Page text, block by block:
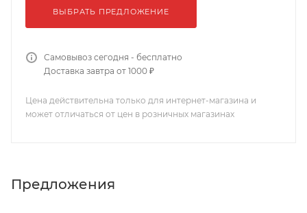
ВЫБРАТЬ ПРЕДЛОЖЕНИЕ
Самовывоз сегодня - бесплатно
Доставка завтра от 1000 ₽
Цена действительна только для интернет-магазина и
может отличаться от цен в розничных магазинах
Предложения